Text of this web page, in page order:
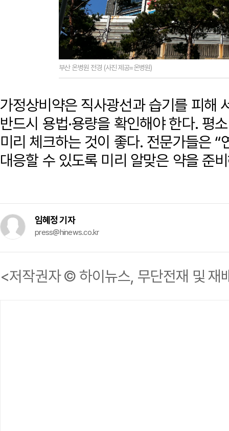
부산 온병원 전경 (사진 제공=온병원)
가정상비약은 직사광선과 습기를 피해
반드시 용법·용량을 확인해야 한다. 평
미리 체크하는 것이 좋다. 전문가들은
대응할 수 있도록 미리 알맞은 약을 준
임혜정 기자
press@hinews.co.kr
<저작권자 © 하이뉴스, 무단전재 및 재